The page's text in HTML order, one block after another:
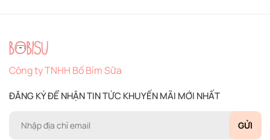
Công ty TNHH Bố Bỉm Sữa
ĐĂNG KÝ ĐỂ NHẬN TIN TỨC KHUYẾN MÃI MỚI NHẤT
GỬI